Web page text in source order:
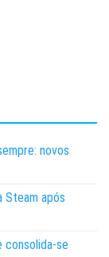
novos
Steam após
consolida-se